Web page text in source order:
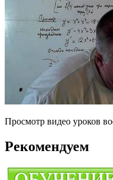
Просмотр видео уроков
Рекомендуем